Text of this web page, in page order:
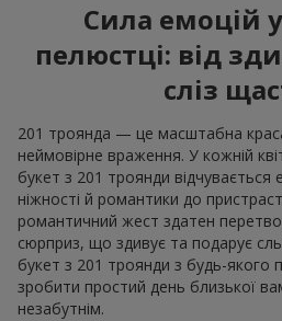
Сила емоцій
пелюстці: від
сліз
201 троянда — це масштабна
неймовірне враження. У кожній
букет з 201 троянди відчувається
ніжності й романтики до
романтичний жест здатен
сюрприз, що здивує та подарує
букет з 201 троянди з будь-якого
зробити простий день близької
незабутнім.